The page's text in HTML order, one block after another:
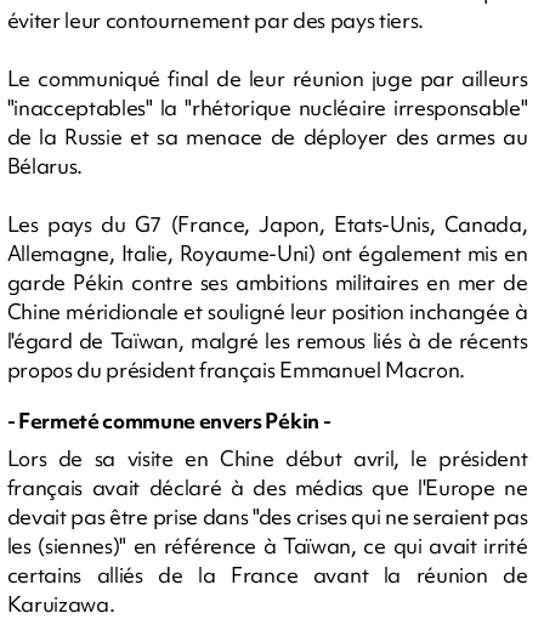
éviter leur contournement par des pays tiers.
Le communiqué final de leur réunion juge par ailleurs
"inacceptables" la "rhétorique nucléaire irresponsable"
de la Russie et sa menace de déployer des armes au
Bélarus.
Les pays du G7 (France, Japon, Etats-Unis, Canada,
Allemagne, Italie, Royaume-Uni) ont également mis en
garde Pékin contre ses ambitions militaires en mer de
Chine méridionale et souligné leur position inchangée à
l'égard de Taïwan, malgré les remous liés à de récents
propos du président français Emmanuel Macron.
- Fermeté commune envers Pékin -
Lors de sa visite en Chine début avril, le président
français avait déclaré à des médias que l'Europe ne
devait pas être prise dans "des crises qui ne seraient pas
les (siennes)" en référence à Taïwan, ce qui avait irrité
certains alliés de la France avant la réunion de
Karuizawa.